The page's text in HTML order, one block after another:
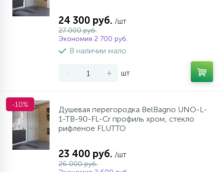
24 300 руб. /шт
27 000 руб.
Экономия 2 700 руб.
В наличии мало
- + шт
-10%
Душевая перегородка BelBagno UNO-L-
1-TB-90-FL-Cr профиль хром, стекло
рифленое FLUTTO
23 400 руб. /шт
26 000 руб.